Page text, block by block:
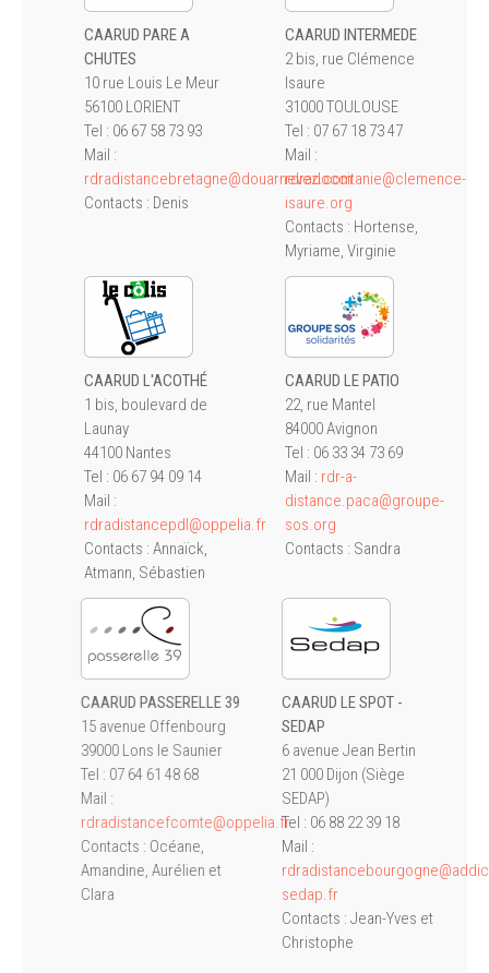
CAARUD PARE A
CHUTES
10 rue Louis Le Meur
56100 LORIENT
Tel : 06 67 58 73 93
Mail :
rdradistancebretagne@douarnevez.com
Contacts : Denis
CAARUD INTERMEDE
2 bis, rue Clémence
Isaure
31000 TOULOUSE
Tel : 07 67 18 73 47
Mail :
rdradoccitanie@clemence-
isaure.org
Contacts : Hortense,
Myriame, Virginie
CAARUD L'ACOTHÉ
1 bis, boulevard de
Launay
44100 Nantes
Tel : 06 67 94 09 14
Mail :
rdradistancepdl@oppelia.fr
Contacts : Annaïck,
Atmann, Sébastien
CAARUD LE PATIO
22, rue Mantel
84000 Avignon
Tel : 06 33 34 73 69
Mail : rdr-a-
distance.paca@groupe-
sos.org
Contacts : Sandra
CAARUD PASSERELLE 39
15 avenue Offenbourg
39000 Lons le Saunier
Tel : 07 64 61 48 68
Mail :
rdradistancefcomte@oppelia.fr
Contacts : Océane,
Amandine, Aurélien et
Clara
CAARUD LE SPOT -
SEDAP
6 avenue Jean Bertin
21 000 Dijon (Siège
SEDAP)
Tel : 06 88 22 39 18
Mail :
sedap.fr
Contacts : Jean-Yves et
Christophe